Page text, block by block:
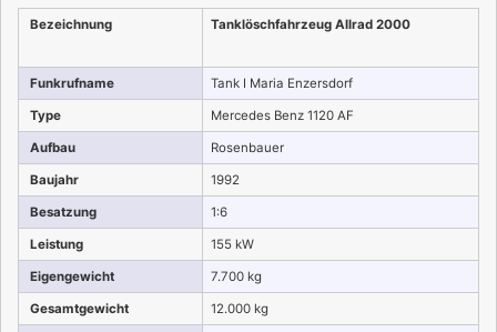
Bezeichnung Tanklöschfahrzeug Allrad 2000
Funkrufname Tank I Maria Enzersdorf
Type Mercedes Benz 1120 AF
Aufbau Rosenbauer
Baujahr 1992
Besatzung 1:6
Leistung 155 kW
Eigengewicht 7.700 kg
Gesamtgewicht 12.000 kg